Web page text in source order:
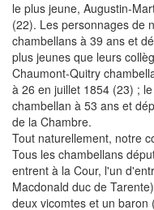
le plus jeune, Augustin-
(22). Les personnages de
chambellans à 39 ans et
plus jeunes que leurs
Chaumont-Quitry
à 26 en juillet 1854 (23) ;
chambellan à 53 ans et
de la Chambre.
Tout naturellement, notre
Tous les chambellans
entrent à la Cour, l'un
Macdonald duc de
deux vicomtes et un